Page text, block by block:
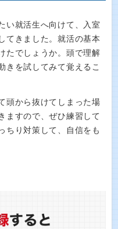
い就活生へ向けて、入室
てきました。就活の基本
たでしょうか。頭で理解
きを試してみて覚えるこ
頭から抜けてしまった場
ますので、ぜひ練習して
ちり対策して、自信をも